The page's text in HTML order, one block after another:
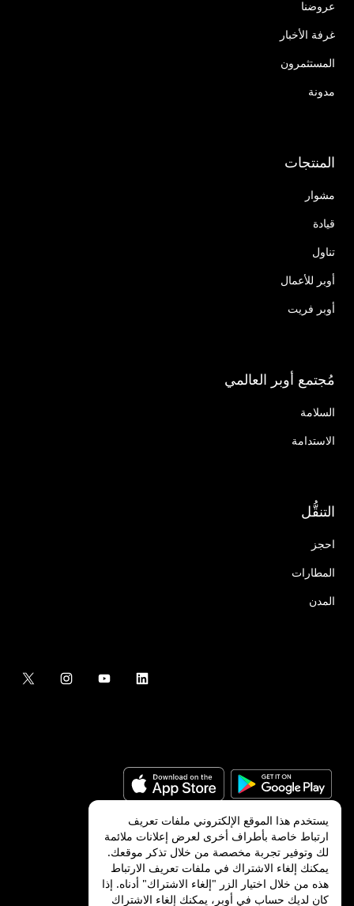
عروضنا
غرفة الأخبار
المستثمرون
مدونة
المنتجات
مشوار
قيادة
تناول
أوبر للأعمال
أوبر فريت
مُجتمع أوبر العالمي
السلامة
الاستدامة
التنقُّل
احجز
المطارات
المدن
©
2026شركة Uber Technologies, Inc.‎
يستخدم هذا الموقع الإلكتروني ملفات تعريف
ارتباط خاصة بأطراف أخرى لعرض إعلانات ملائمة
لك وتوفير تجربة مخصصة من خلال تذكر موقعك.
يمكنك إلغاء الاشتراك في ملفات تعريف الارتباط
هذه من خلال اختيار الزر "إلغاء الاشتراك" أدناه. إذا
كان لديك حساب في أوبر، يمكنك إلغاء الاشتراك